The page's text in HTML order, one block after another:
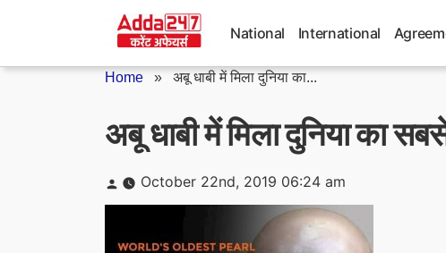
National International
Home » अबू धाबी में मिला दुनिया का...
अबू धाबी में मिला दुनिया का सबसे
Posted
by
October 22nd, 2019 06:24 am